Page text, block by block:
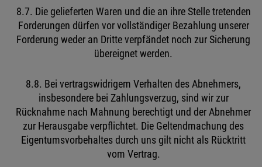
8.7. Die gelieferten Waren und die an ihre Stelle tretenden
Forderungen dürfen vor vollständiger Bezahlung unserer
Forderung weder an Dritte verpfändet noch zur Sicherung
übereignet werden.
8.8. Bei vertragswidrigem Verhalten des Abnehmers,
insbesondere bei Zahlungsverzug, sind wir zur
Rücknahme nach Mahnung berechtigt und der Abnehmer
zur Herausgabe verpflichtet. Die Geltendmachung des
Eigentumsvorbehaltes durch uns gilt nicht als Rücktritt
vom Vertrag.